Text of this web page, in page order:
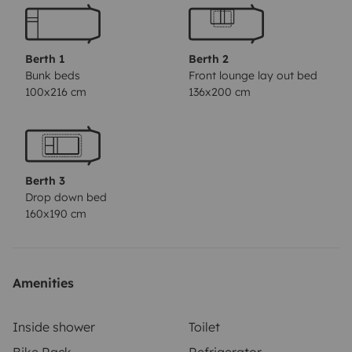
Schlafmöglichkeit für 2 Personen.Um maximal autark
stehen zu können, ist eine 120 Watt Photovoltaik-
Anlage an Bord. Diese lädt die Aufbaubatterie und
sorgt so für längere Standzeiten ohne externen
Anschluss bzw. Motorlauf.
Für den Winterbetrieb sind
Ganzjahresreifen verbaut. So steht dem
Wintercamping nichts mehr im Wege.
Fahrzeuge, ist der Camper ohne Aufpreis voll
ausgestattet. Tisch und 5 Stühle für Außen, Markise,
equiped. Auf Wunsch bieten wir gegen Aufpreis einen
Boards, Sonnenliegen oder Bettwäsche an.
Berth 1
Bunk beds
100x216 cm
Berth 2
Front lounge lay out bed
136x200 cm
Berth 3
Drop down bed
160x190 cm
Amenities
Inside shower
Toilet